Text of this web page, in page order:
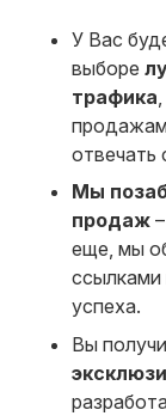
У Вас
выборе
трафика
отвечать
Мы
продаж
еще, мы
ссылками
успеха.
Вы